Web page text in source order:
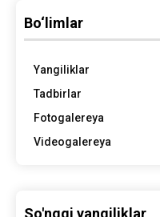
Bo‘limlar
Yangiliklar
Tadbirlar
Fotogalereya
Videogalereya
So'nggi yangiliklar